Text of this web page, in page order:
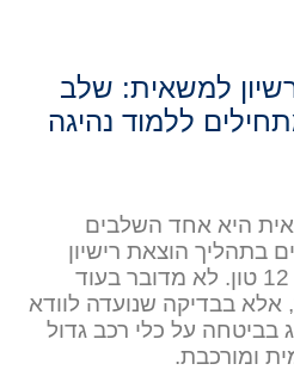
למשאית: שלב
ללמוד נהיגה
היא אחד השלבים
בתהליך הוצאת רישיון
נהיגה למשאית עד 12 טון. לא מדובר בעוד
אלא בבדיקה שנועדה לוודא
בביטחה על כלי רכב גדול
ומורכבת.